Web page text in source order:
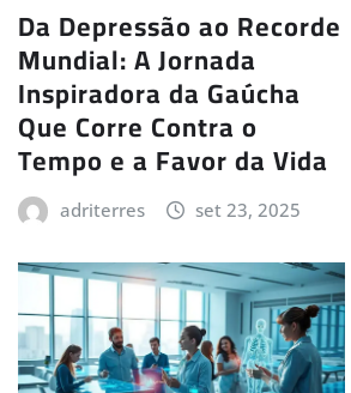
Da Depressão ao Recorde
Mundial: A Jornada
Inspiradora da Gaúcha
Que Corre Contra o
Tempo e a Favor da Vida
adriterres set 23, 2025